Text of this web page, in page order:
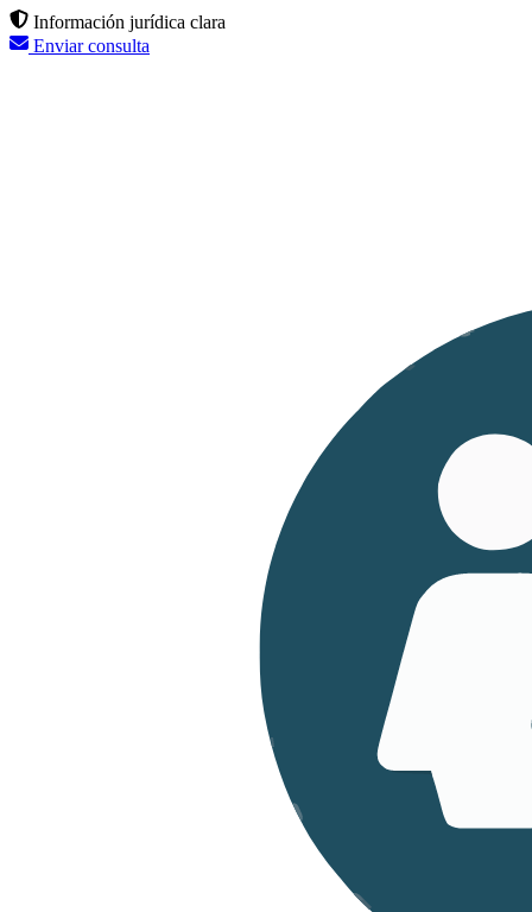
Información jurídica clara
Enviar consulta